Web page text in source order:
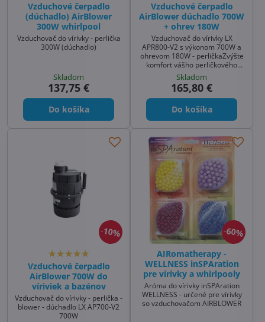
Vzduchové čerpadlo
(dúchadlo) AirBlower
300W whirlpool
Vzduchovač do vírivky - perlička
300W (dúchadlo)
Skladom
137,75 €
Do košíka
Vzduchové čerpadlo
AirBlower dúchadlo 700W
+ ohrev 180W
Vzduchovač do vírivky LX
APR800-V2 s výkonom 700W a
ohrevom 180W - perličkaZvýšte
komfort vášho perličkového
kúpeľa s Vzduchovým čerpadlom
AirBlower 700W + ohrev 180W.
Tento vzduchovač do vírivky
(model LX APR800-V2) je
výkonné dúchadlo, ktoré posúva
úroveň.
Skladom
165,80 €
Do košíka
10%
Vzduchové čerpadlo
AirBlower 700W do
víriviek a bazénov
Vzduchovač do vírivky - perlička -
blower - dúchadlo LX AP700-V2
700W
60%
AIRomatherapy -
WELLNESS inSPAration
pre vírivky a whirlpooly
Aróma do vírivky inSPAration
WELLNESS - určené pre vírivky
so vzduchovačom AIRBLOWER